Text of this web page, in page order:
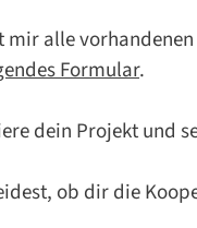
mir alle
Formular.
dein Projekt und
ob dir die